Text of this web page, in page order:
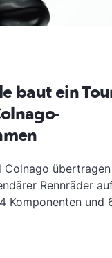
baut ein
Colnago
Rennräder
Komponenten und